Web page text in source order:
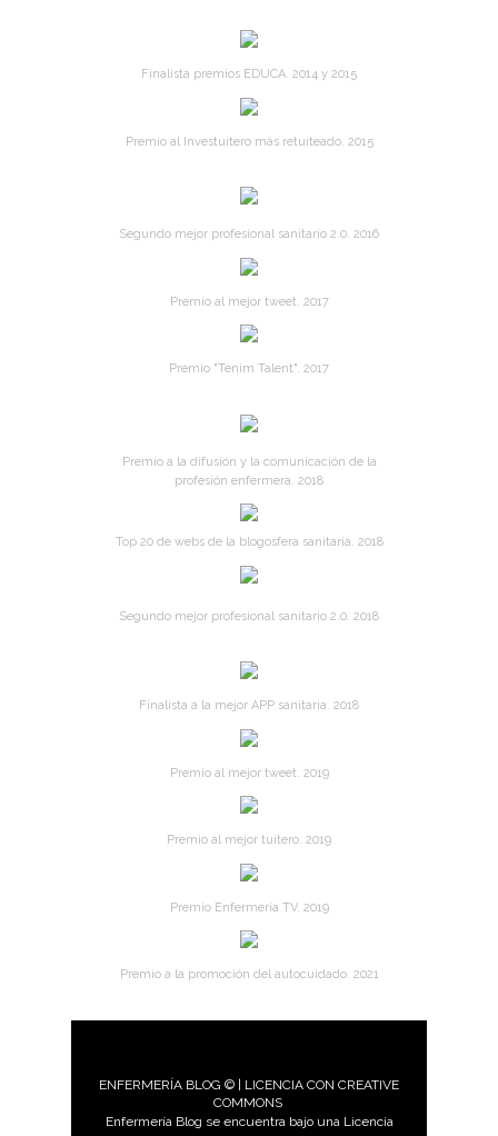
Finalista premios EDUCA. 2014 y 2015
Premio al Investuitero más retuiteado. 2015
Segundo mejor profesional sanitario 2.0. 2016
Premio al mejor tweet. 2017
Premio "Tenim Talent". 2017
Premio a la difusión y la comunicación de la
profesión enfermera. 2018
Top 20 de webs de la blogosfera sanitaria. 2018
Segundo mejor profesional sanitario 2.0. 2018
Finalista a la mejor APP sanitaria. 2018
Premio al mejor tweet. 2019
Premio al mejor tuitero. 2019
Premio Enfermería TV. 2019
Premio a la promoción del autocuidado. 2021
ENFERMERÍA BLOG © | LICENCIA CON CREATIVE
COMMONS
Enfermería Blog se encuentra bajo una Licencia